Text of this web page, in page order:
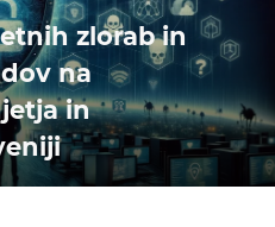
zlorab in
na
in